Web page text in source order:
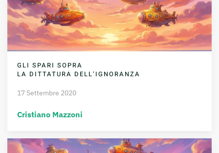
GLI SPARI SOPRA
LA DITTATURA DELL’IGNORANZA
17 Settembre 2020
Cristiano Mazzoni